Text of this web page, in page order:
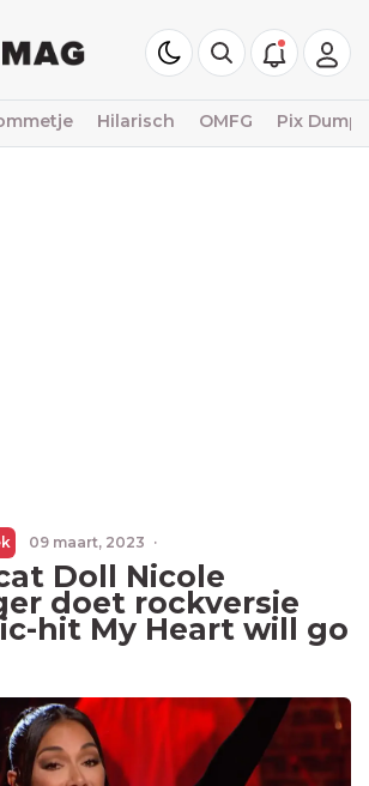
Hilarisch OMFG Pix Dump
09 maart, 2023 ·
Doll Nicole
doet rockversie
hit My Heart will go